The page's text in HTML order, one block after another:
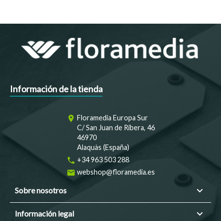
Información de la tienda
room Floramedia Europa Sur
C/ San Juan de Ribera, 46
46970
Alaquàs (España)
phone +34 963 503 288
email webshop@floramedia.es
Sobre nosotros 
Información legal 